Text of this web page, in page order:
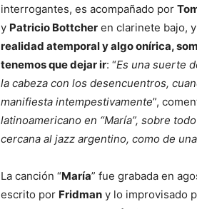
interrogantes, es acompañado por
y Patricio Bottcher en clarinete bajo,
realidad atemporal y algo onírica,
tenemos que dejar ir: “Es una suerte
la cabeza con los desencuentros,
manifiesta intempestivamente”,
latinoamericano en “María”, sobre
cercana al jazz argentino, como de
La canción “María” fue grabada en
escrito por Fridman y lo improvisado